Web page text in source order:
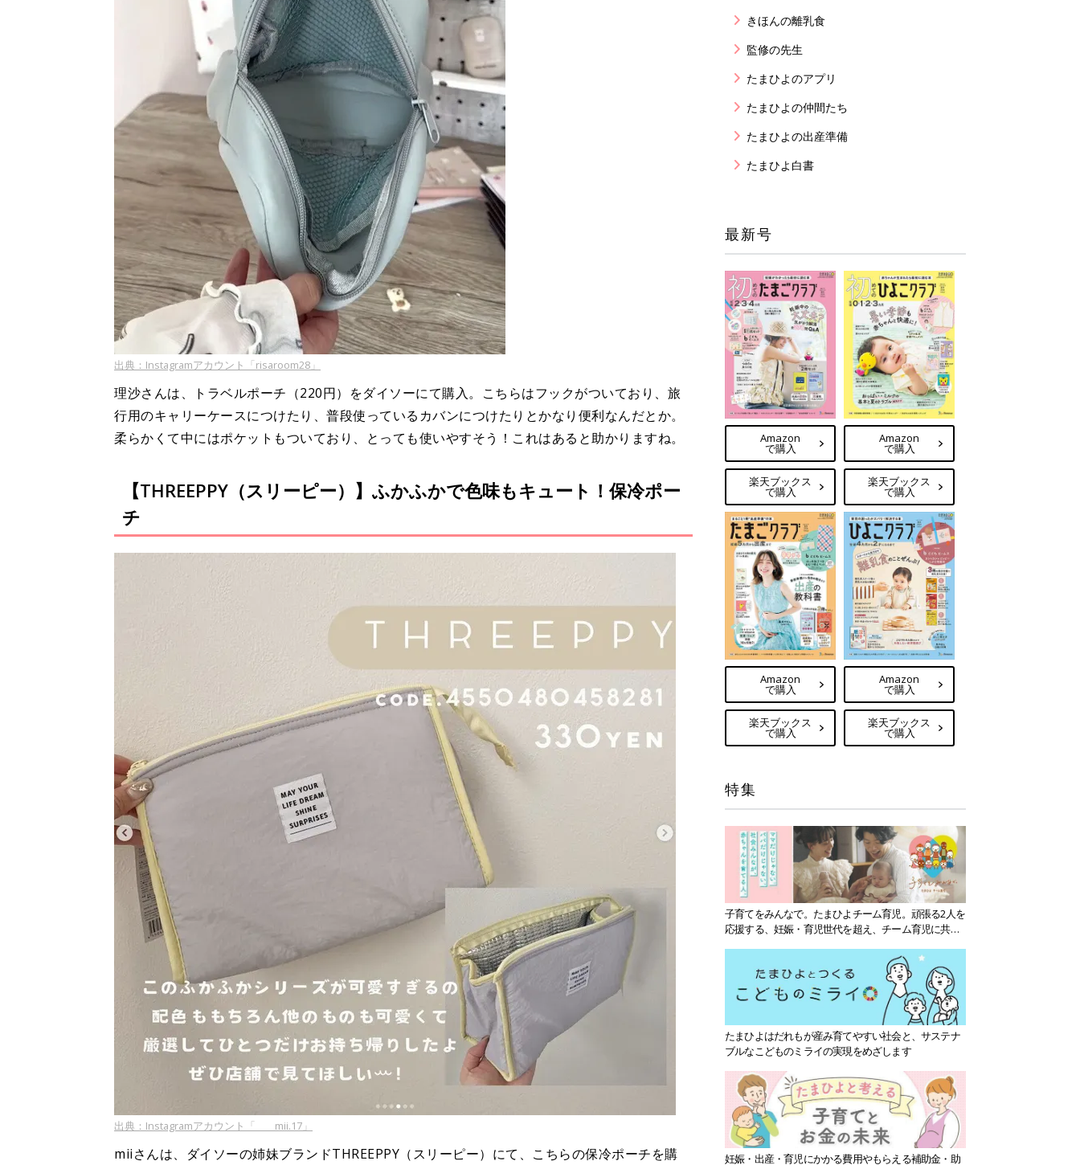
出典：Instagramアカウント「risaroom28」
理沙さんは、トラベルポーチ（220円）をダイソーにて購入。こちらはフックがついており、旅
行用のキャリーケースにつけたり、普段使っているカバンにつけたりとかなり便利なんだとか。
柔らかくて中にはポケットもついており、とっても使いやすそう！これはあると助かりますね。
【THREEPPY（スリーピー）】ふかふかで色味もキュート！保冷ポー
チ
出典：Instagramアカウント「____mii.17」
miiさんは、ダイソーの姉妹ブランドTHREEPPY（スリーピー）にて、こちらの保冷ポーチを購
きほんの離乳食
監修の先生
たまひよのアプリ
たまひよの仲間たち
たまひよの出産準備
たまひよ白書
最新号
Amazon
で購入
楽天ブックス
で購入
Amazon
で購入
楽天ブックス
で購入
Amazon
で購入
楽天ブックス
で購入
Amazon
で購入
楽天ブックス
で購入
特集
子育てをみんなで。たまひよチーム育児。頑張る2人を
応援する、妊娠・育児世代を超え、チーム育児に共感
たまひよはだれもが産み育てやすい社会と、サステナ
ブルなこどものミライの実現をめざします
妊娠・出産・育児にかかる費用やもらえる補助金・助